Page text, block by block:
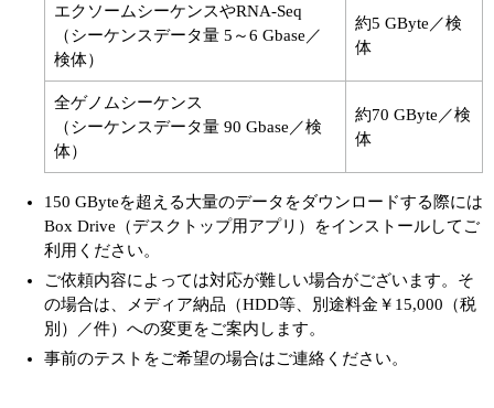
エクソームシーケンスやRNA-Seq
（シーケンスデータ量 5～6 Gbase／
検体）
約5 GByte／検
体
全ゲノムシーケンス
（シーケンスデータ量 90 Gbase／検
体）
約70 GByte／検
体
150 GByteを超える大量のデータをダウンロードする際には
Box Drive（デスクトップ用アプリ）をインストールしてご
利用ください。
ご依頼内容によっては対応が難しい場合がございます。そ
の場合は、メディア納品（HDD等、別途料金￥15,000（税
別）／件）への変更をご案内します。
事前のテストをご希望の場合はご連絡ください。